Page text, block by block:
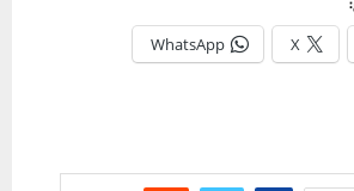
X
WhatsApp